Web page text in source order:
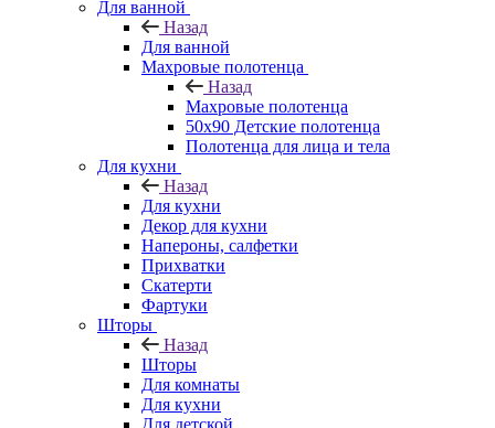
Для ванной
Назад
Для ванной
Махровые полотенца
Назад
Махровые полотенца
50х90 Детские полотенца
Полотенца для лица и тела
Для кухни
Назад
Для кухни
Декор для кухни
Напероны, салфетки
Прихватки
Скатерти
Фартуки
Шторы
Назад
Шторы
Для комнаты
Для кухни
Для детской